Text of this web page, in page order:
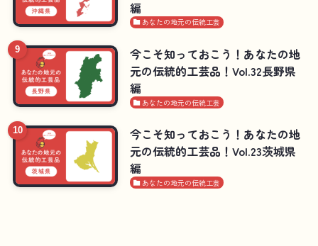
編
あなたの地元の伝統工芸
今こそ知っておこう！あなたの地
元の伝統的工芸品！Vol.32長野県
編
あなたの地元の伝統工芸
今こそ知っておこう！あなたの地
元の伝統的工芸品！Vol.23茨城県
編
あなたの地元の伝統工芸